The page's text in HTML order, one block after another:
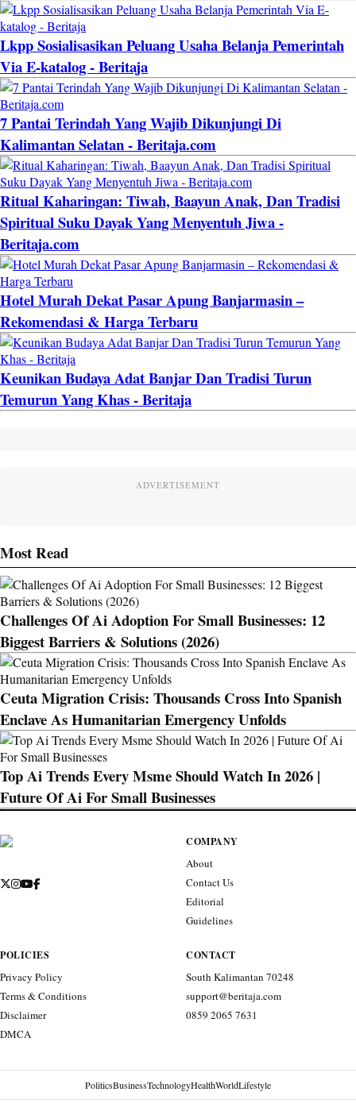
Lkpp Sosialisasikan Peluang Usaha Belanja Pemerintah
Via E-katalog - Beritaja
7 Pantai Terindah Yang Wajib Dikunjungi Di
Kalimantan Selatan - Beritaja.com
Ritual Kaharingan: Tiwah, Baayun Anak, Dan Tradisi
Spiritual Suku Dayak Yang Menyentuh Jiwa -
Beritaja.com
Hotel Murah Dekat Pasar Apung Banjarmasin –
Rekomendasi & Harga Terbaru
Keunikan Budaya Adat Banjar Dan Tradisi Turun
Temurun Yang Khas - Beritaja
ADVERTISEMENT
Most Read
Challenges Of Ai Adoption For Small Businesses: 12
Biggest Barriers & Solutions (2026)
Ceuta Migration Crisis: Thousands Cross Into Spanish
Enclave As Humanitarian Emergency Unfolds
Top Ai Trends Every Msme Should Watch In 2026 |
Future Of Ai For Small Businesses
COMPANY
About
Contact Us
Editorial
Guidelines
POLICIES
Privacy Policy
Terms & Conditions
Disclaimer
DMCA
CONTACT
South Kalimantan 70248
support@beritaja.com
0859 2065 7631
PoliticsBusinessTechnologyHealthWorldLifestyle